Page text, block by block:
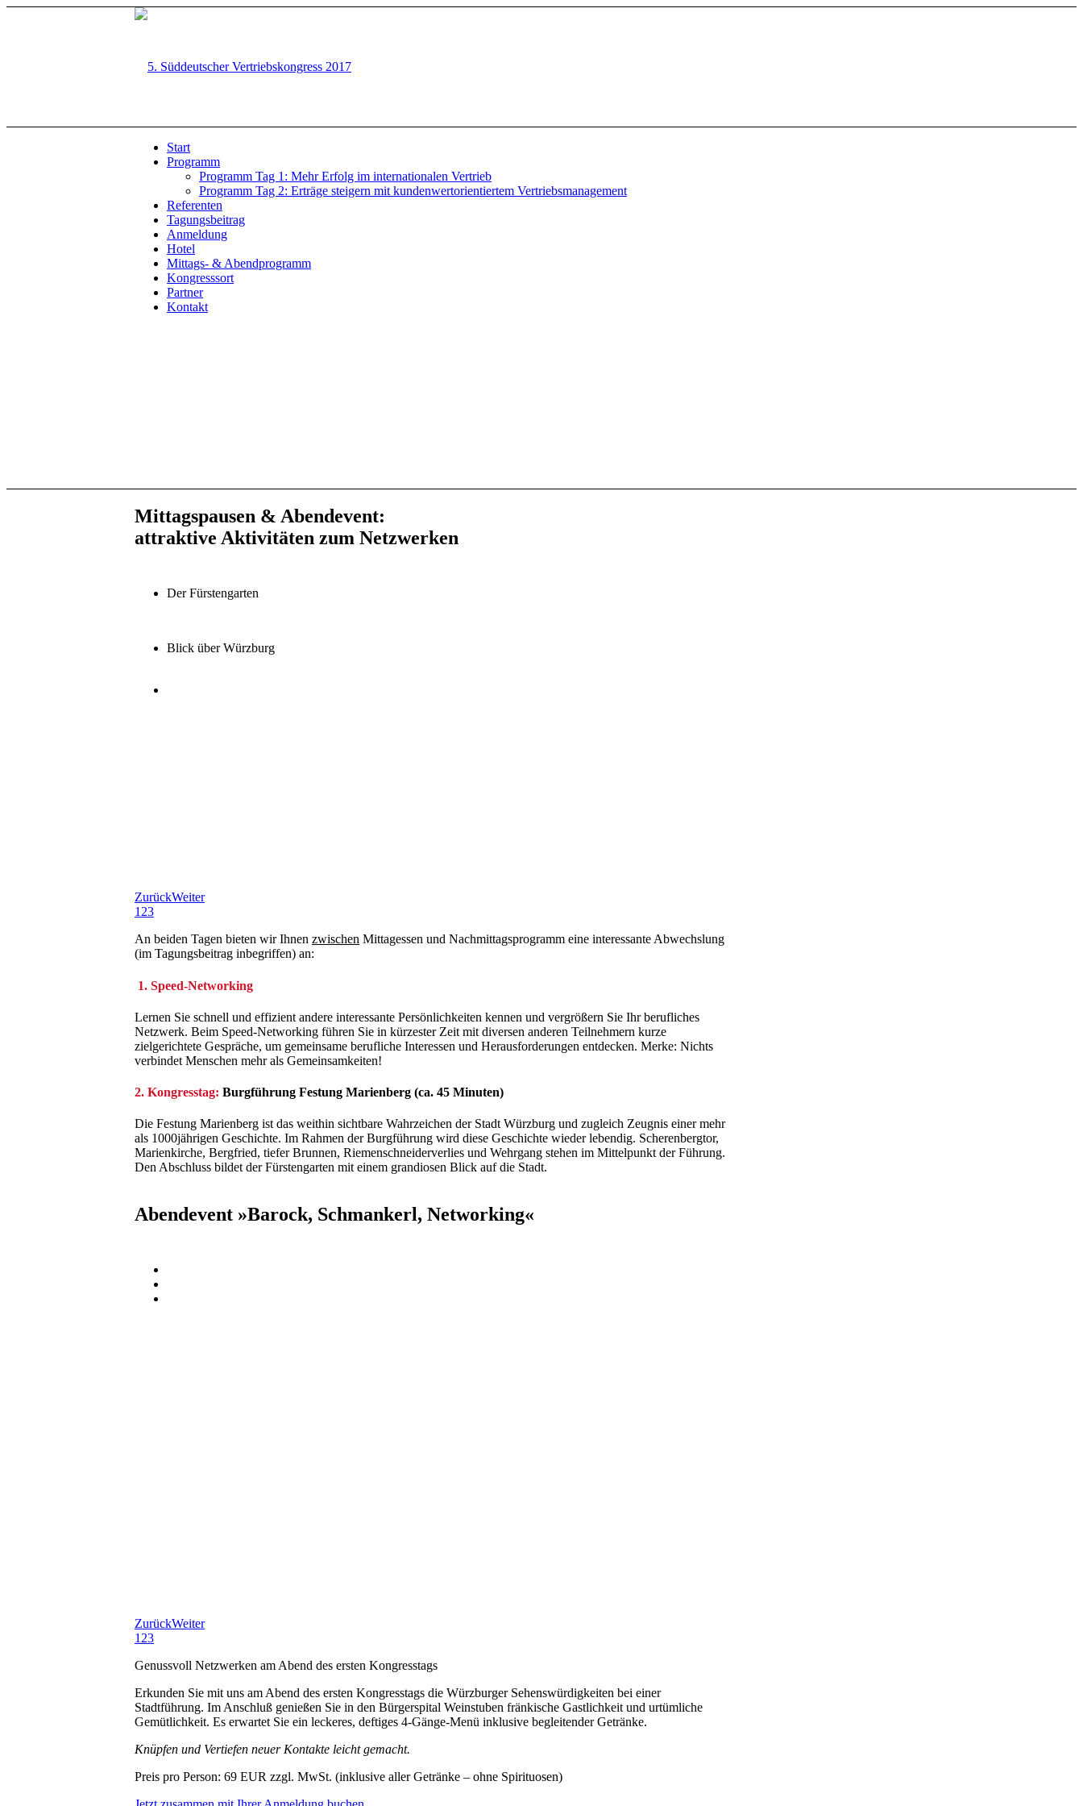
Start
Programm
Programm Tag 1: Mehr Erfolg im internationalen Vertrieb
Programm Tag 2: Erträge steigern mit kundenwertorientiertem Vertriebsmanagement
Referenten
Tagungsbeitrag
Anmeldung
Hotel
Mittags- & Abendprogramm
Kongresssort
Partner
Kontakt
Mittagspausen & Abendevent:
attraktive Aktivitäten zum Netzwerken
Der Fürstengarten
Blick über Würzburg
ZurückWeiter
1 23
An beiden Tagen bieten wir Ihnen zwischen Mittagessen und Nachmittagsprogramm eine interessante Abwechslung
(im Tagungsbeitrag inbegriffen) an:
1. Speed-Networking
Lernen Sie schnell und effizient andere interessante Persönlichkeiten kennen und vergrößern Sie Ihr berufliches
Netzwerk. Beim Speed-Networking führen Sie in kürzester Zeit mit diversen anderen Teilnehmern kurze
zielgerichtete Gespräche, um gemeinsame berufliche Interessen und Herausforderungen entdecken. Merke: Nichts
verbindet Menschen mehr als Gemeinsamkeiten!
2. Kongresstag: Burgführung Festung Marienberg (ca. 45 Minuten)
Die Festung Marienberg ist das weithin sichtbare Wahrzeichen der Stadt Würzburg und zugleich Zeugnis einer mehr
als 1000jährigen Geschichte. Im Rahmen der Burgführung wird diese Geschichte wieder lebendig. Scherenbergtor,
Marienkirche, Bergfried, tiefer Brunnen, Riemenschneiderverlies und Wehrgang stehen im Mittelpunkt der Führung.
Den Abschluss bildet der Fürstengarten mit einem grandiosen Blick auf die Stadt.
Abendevent »Barock, Schmankerl, Networking«
ZurückWeiter
1 23
Genussvoll Netzwerken am Abend des ersten Kongresstags
Erkunden Sie mit uns am Abend des ersten Kongresstags die Würzburger Sehenswürdigkeiten bei einer
Stadtführung. Im Anschluß genießen Sie in den Bürgerspital Weinstuben fränkische Gastlichkeit und urtümliche
Gemütlichkeit. Es erwartet Sie ein leckeres, deftiges 4-Gänge-Menü inklusive begleitender Getränke.
Knüpfen und Vertiefen neuer Kontakte leicht gemacht.
Preis pro Person: 69 EUR zzgl. MwSt. (inklusive aller Getränke – ohne Spirituosen)